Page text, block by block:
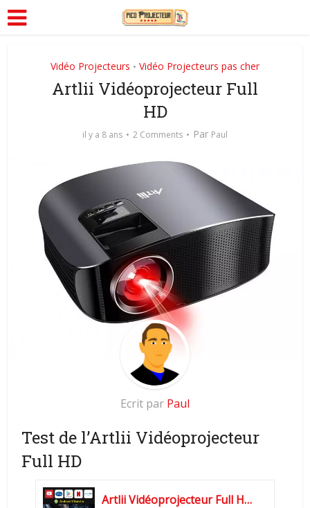
Vidéo Projecteurs • Vidéo Projecteurs pas cher
Artlii Vidéoprojecteur Full
HD
il y a 8 ans 2 Comments Par Paul
Ecrit par Paul
Test de l’Artlii Vidéoprojecteur
Full HD
Artlii Vidéoprojecteur Full HD, Version Améliorée...